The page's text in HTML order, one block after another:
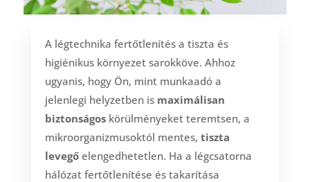
A légtechnika fertőtlenítés a tiszta és
higiénikus környezet sarokköve. Ahhoz
ugyanis, hogy Ön, mint munkaadó a
jelenlegi helyzetben is maximálisan
biztonságos körülményeket teremtsen, a
mikroorganizmusoktól mentes, tiszta
levegőelengedhetetlen. Ha a légcsatorna
hálózat fertőtlenítése és takarítása